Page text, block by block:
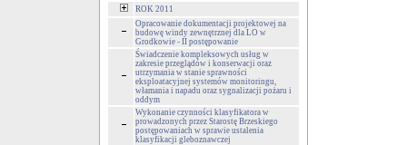
ROK 2011
Opracowanie dokumentacji projektowej na
budowę windy zewnętrznej dla LO w
Grodkowie - II postępowanie
Świadczenie kompleksowych usług w
zakresie przeglądów i konserwacji oraz
utrzymania w stanie sprawności
eksploatacyjnej systemów monitoringu,
włamania i napadu oraz sygnalizacji pożaru i
oddym
Wykonanie czynności klasyfikatora w
prowadzonych przez Starostę Brzeskiego
postępowaniach w sprawie ustalenia
klasyfikacji gleboznawczej